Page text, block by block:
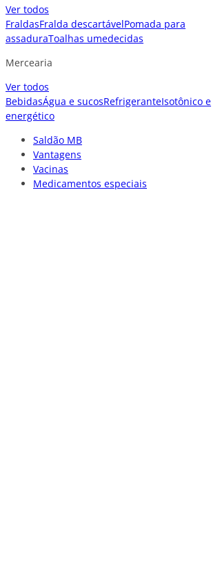
Ver todos
FraldasFralda descartávelPomada para
assaduraToalhas umedecidas
Mercearia
Ver todos
BebidasÁgua e sucosRefrigeranteIsotônico e
energético
Saldão MB
Vantagens
Vacinas
Medicamentos especiais